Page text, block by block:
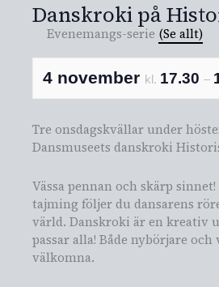
Danskroki på
Evenemangs-serie (Se allt)
4 november kl. 17.30 –
Tre onsdagskvällar under
Dansmuseets danskroki
Vässa pennan och skärp
tajming följer du dansarens
värld. Danskroki är en kreativ
passar alla! Både nybörjare
välkomna.